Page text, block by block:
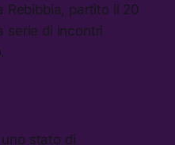
Rebibbia, partito il 20
serie di incontri
stato di